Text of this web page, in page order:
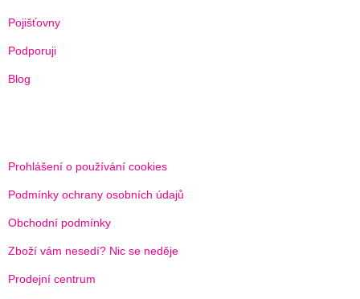
Pojišťovny
Podporuji
Blog
Prohlášení o používání cookies
Podmínky ochrany osobních údajů
Obchodní podmínky
Zboží vám nesedí? Nic se neděje
Prodejní centrum